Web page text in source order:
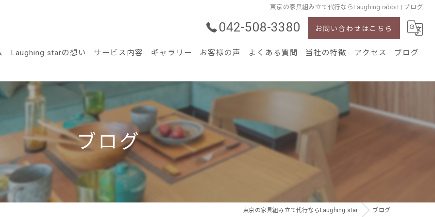
東京の家具組み立て代行ならLaughing rabbit | ブログ
042-508-3380 お問い合わせはこちら
Laughing starの想い サービス内容 ギャラリー お客様の声 よくある質問 当社の特徴
IKEA家具
ニトリ家具
アクセス ブログ
ブログ
東京の家具組み立て代行ならLaughing star ブログ